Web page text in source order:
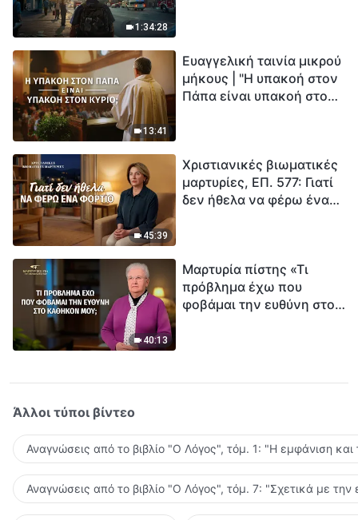
1:34:28
εξαφάνισης». Οι
καταστροφές χτυπούν.
Ξεκινά η αντίστροφη
13:41
Ευαγγελική ταινία μικρού
μήκους | "Η υπακοή στον
Πάπα είναι υπακοή στον
45:39
Χριστιανικές βιωματικές
μαρτυρίες, ΕΠ. 577: Γιατί
δεν ήθελα να φέρω ένα
40:13
Μαρτυρία πίστης «Τι
πρόβλημα έχω που
φοβάμαι την ευθύνη στο
Άλλοι τύποι βίντεο
Αναγνώσεις από το βιβλίο "Ο Λόγος", τόμ. 1: "Η εμφάνιση
Αναγνώσεις από το βιβλίο "Ο Λόγος", τόμ. 7: "Σχετικά με την